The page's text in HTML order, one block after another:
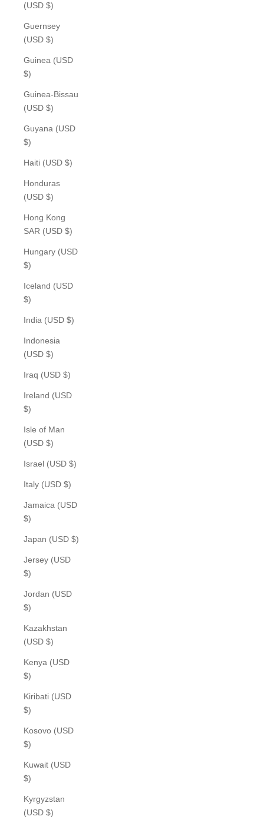
(USD $)
Guernsey
(USD $)
Guinea (USD
$)
Guinea-Bissau
(USD $)
Guyana (USD
$)
Haiti (USD $)
Honduras
(USD $)
Hong Kong
SAR (USD $)
Hungary (USD
$)
Iceland (USD
$)
India (USD $)
Indonesia
(USD $)
Iraq (USD $)
Ireland (USD
$)
Isle of Man
(USD $)
Israel (USD $)
Italy (USD $)
Jamaica (USD
$)
Japan (USD $)
Jersey (USD
$)
Jordan (USD
$)
Kazakhstan
(USD $)
Kenya (USD
$)
Kiribati (USD
$)
Kosovo (USD
$)
Kuwait (USD
$)
Kyrgyzstan
(USD $)